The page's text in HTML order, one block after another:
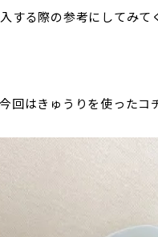
する際の参考にしてみて
回はきゅうりを使ったコ